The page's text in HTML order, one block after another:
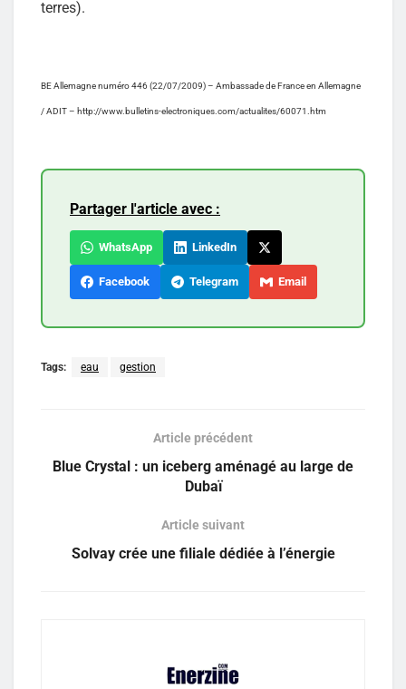
terres).
BE Allemagne numéro 446 (22/07/2009) – Ambassade de France en Allemagne
/ ADIT – http://www.bulletins-electroniques.com/actualites/60071.htm
Partager l'article avec :
WhatsApp LinkedIn
Facebook Telegram Email
Tags: eau gestion
Article précédent
Blue Crystal : un iceberg aménagé au large de
Dubaï
Article suivant
Solvay crée une filiale dédiée à l’énergie